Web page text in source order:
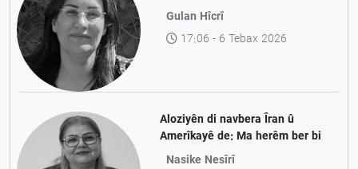
Gulan Hîcrî
17:06 - 6 Tebax 2026
Aloziyên di navbera Îran û
Amerîkayê de: Ma herêm ber bi
aramiyê ve diçe yan jî ber bi
Nasike Nesîrî